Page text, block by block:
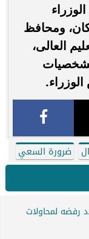
ومحافظ
العالى،
ضرورة السعي
رفضه لمحاولات